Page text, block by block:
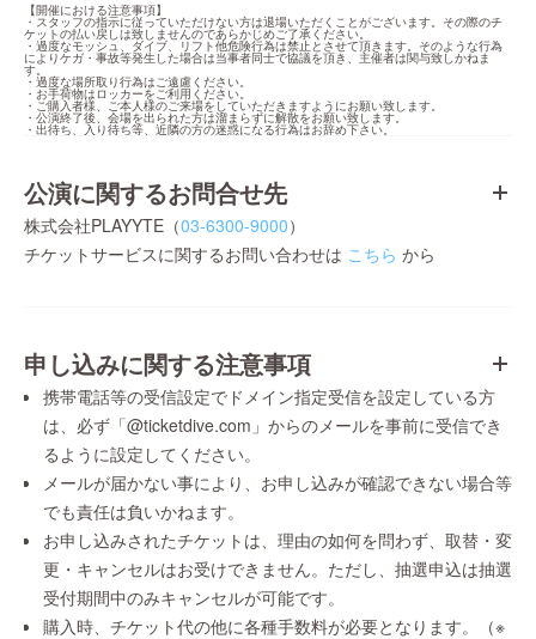
【開催における注意事項】
・スタッフの指示に従っていただけない方は退場いただくことがございます。その際のチ
ケットの払い戻しは致しませんのであらかじめご了承ください。
・過度なモッシュ、ダイブ、リフト他危険行為は禁止とさせて頂きます。そのような行為
によりケガ・事故等発生した場合は当事者同士で協議を頂き、主催者は関与致しかねま
す。
・過度な場所取り行為はご遠慮ください。
・お手荷物はロッカーをご利用ください。
・ご購入者様、ご本人様のご来場をしていただきますようにお願い致します。
・公演終了後、会場を出られた方は溜まらずに解散をお願い致します。
・出待ち、入り待ち等、近隣の方の迷惑になる行為はお辞め下さい。
公演に関するお問合せ先
株式会社PLAYYTE（03-6300-9000）
チケットサービスに関するお問い合わせは こちら から
申し込みに関する注意事項
携帯電話等の受信設定でドメイン指定受信を設定している方
は、必ず「@ticketdive.com」からのメールを事前に受信でき
るように設定してください。
メールが届かない事により、お申し込みが確認できない場合等
でも責任は負いかねます。
お申し込みされたチケットは、理由の如何を問わず、取替・変
更・キャンセルはお受けできません。ただし、抽選申込は抽選
受付期間中のみキャンセルが可能です。
購入時、チケット代の他に各種手数料が必要となります。（※